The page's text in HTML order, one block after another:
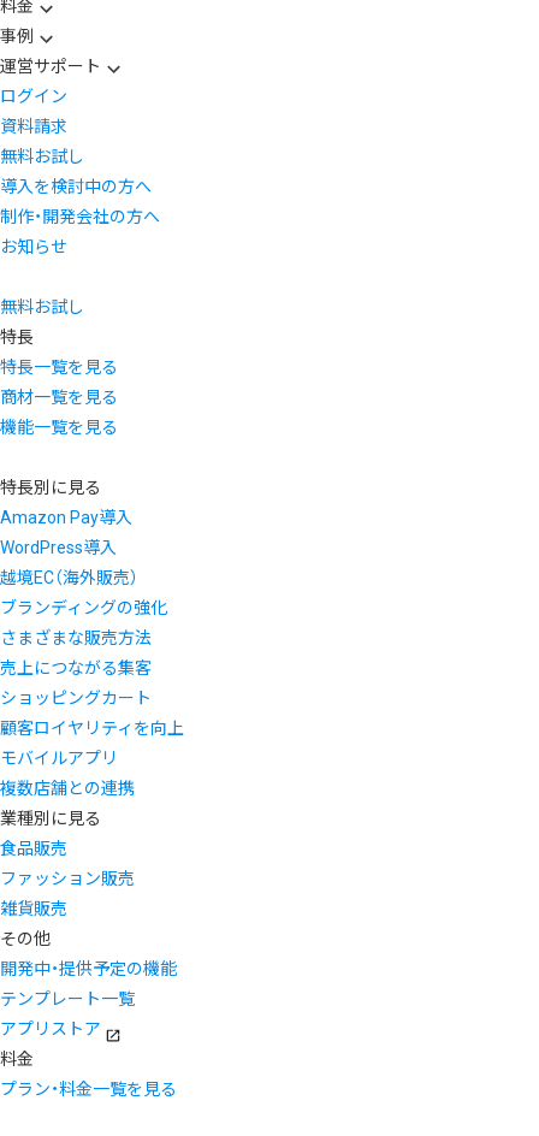
料金
事例
運営サポート
ログイン
資料請求
無料お試し
導入を検討中の方へ
制作・開発会社の方へ
お知らせ
無料お試し
特長
特長一覧を見る
商材一覧を見る
機能一覧を見る
特長別に見る
Amazon Pay導入
WordPress導入
越境EC（海外販売）
ブランディングの強化
さまざまな販売方法
売上につながる集客
ショッピングカート
顧客ロイヤリティを向上
モバイルアプリ
複数店舗との連携
業種別に見る
食品販売
ファッション販売
雑貨販売
その他
開発中・提供予定の機能
テンプレート一覧
アプリストア
料金
プラン・料金一覧を見る